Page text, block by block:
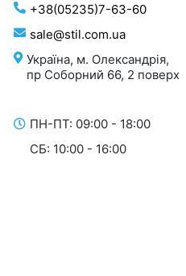
+38(05235)7-63-60
sale@stil.com.ua
Україна, м. Олександрія,
пр Соборний 66, 2 поверх
ПН-ПТ: 09:00 - 18:00
СБ: 10:00 - 16:00